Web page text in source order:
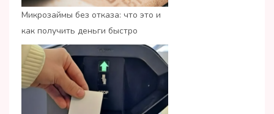
Микрозаймы без отказа: что это и
как получить деньги быстро